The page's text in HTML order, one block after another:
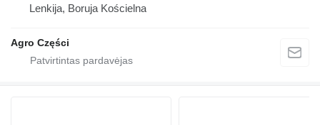
Lenkija, Boruja Kościelna
Agro Części